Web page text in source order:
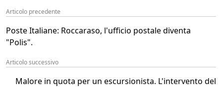
Articolo precedente
Poste Italiane: Roccaraso, l'ufficio postale diventa
"Polis".
Articolo successivo
Malore in quota per un escursionista. L'intervento del